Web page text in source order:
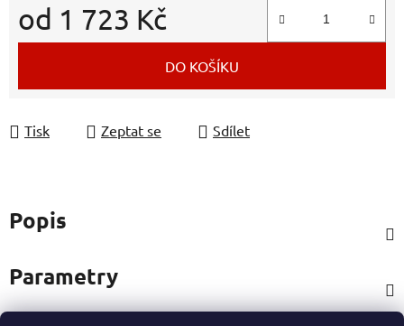
od 1 723 Kč
Měrná cena:
DO KOŠÍKU
Tisk Zeptat se Sdílet
Popis
Parametry